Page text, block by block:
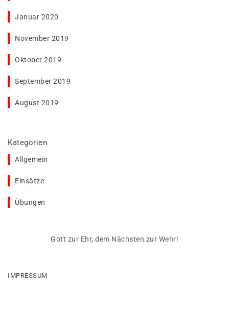
Januar 2020
November 2019
Oktober 2019
September 2019
August 2019
Kategorien
Allgemein
Einsätze
Übungen
Gott zur Ehr, dem Nächsten zur Wehr!
IMPRESSUM